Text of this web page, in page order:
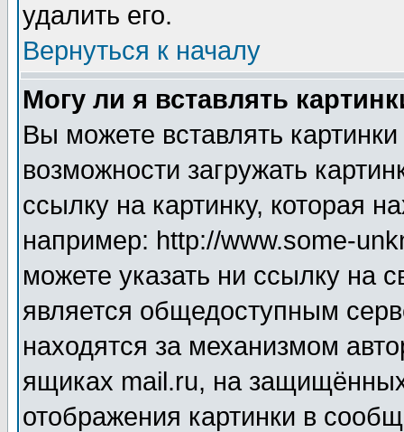
удалить его.
Вернуться к началу
Могу ли я вставлять
Вы можете вставлять
возможности загружать
ссылку на картинку, которая
например: http://www.some-
можете указать ни ссылку на
является общедоступным
находятся за механизмом
ящиках mail.ru, на
отображения картинки в